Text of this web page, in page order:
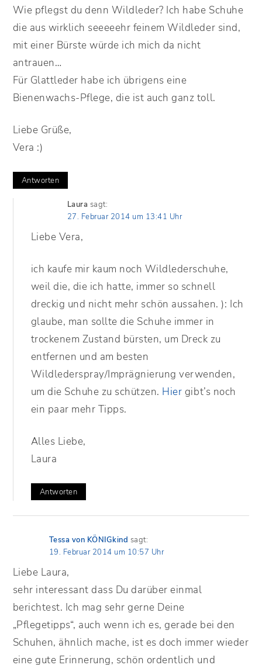
Wie pflegst du denn Wildleder? Ich habe Schuhe
die aus wirklich seeeeehr feinem Wildleder sind,
mit einer Bürste würde ich mich da nicht
antrauen…
Für Glattleder habe ich übrigens eine
Bienenwachs-Pflege, die ist auch ganz toll.
Liebe Grüße,
Vera :)
Antworten
Laura sagt:
27. Februar 2014 um 13:41 Uhr
Liebe Vera,
ich kaufe mir kaum noch Wildlederschuhe,
weil die, die ich hatte, immer so schnell
dreckig und nicht mehr schön aussahen. ): Ich
glaube, man sollte die Schuhe immer in
trockenem Zustand bürsten, um Dreck zu
entfernen und am besten
Wildlederspray/Imprägnierung verwenden,
um die Schuhe zu schützen. Hier gibt’s noch
ein paar mehr Tipps.
Alles Liebe,
Laura
Antworten
Tessa von KÖNIGkind sagt:
19. Februar 2014 um 10:57 Uhr
Liebe Laura,
sehr interessant dass Du darüber einmal
berichtest. Ich mag sehr gerne Deine
„Pflegetipps“, auch wenn ich es, gerade bei den
Schuhen, ähnlich mache, ist es doch immer wieder
eine gute Erinnerung, schön ordentlich und